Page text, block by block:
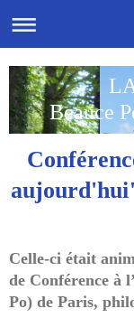
Beauce
Celle-ci était
de Conférence à
Po) de Paris,